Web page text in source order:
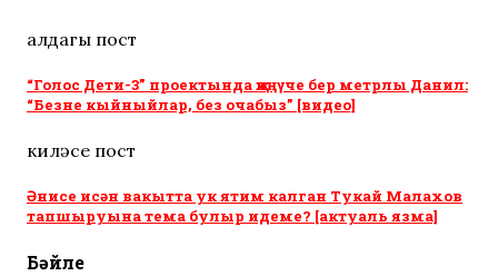
алдагы пост
“Голос Дети-3” проектында җиңүче бер метрлы Данил:
“Безне кыйныйлар, без очабыз” [видео]
киләсе пост
Әнисе исән вакытта ук ятим калган Тукай Малахов
тапшыруына тема булыр идеме? [актуаль язма]
Бәйле